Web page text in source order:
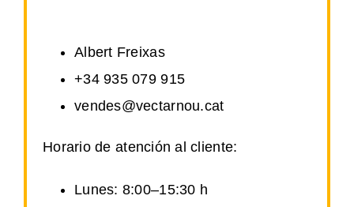
Albert Freixas
+34 935 079 915
vendes@vectarnou.cat
Horario de atención al cliente:
Lunes: 8:00–15:30 h